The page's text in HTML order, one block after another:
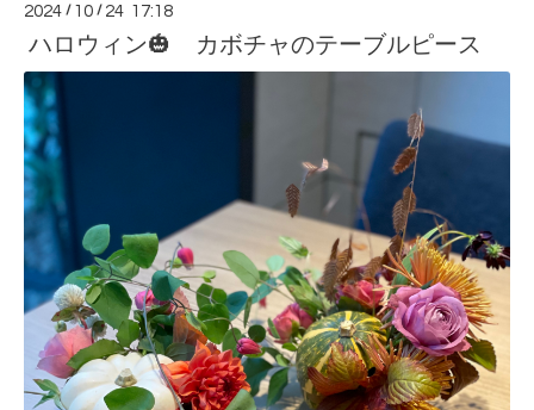
2024 / 10 / 24 17:18
ハロウィン🎃 カボチャのテーブルピース